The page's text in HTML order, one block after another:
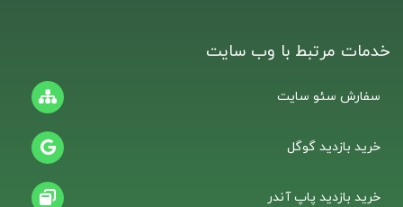
خدمات مرتبط با وب سایت
سفارش سئو سایت
خرید بازدید گوگل
خرید بازدید پاپ آندر